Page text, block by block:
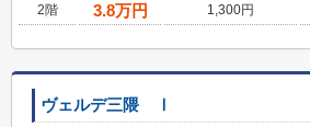
2階
3.8万円 1,300円
ヴェルデ三隈 Ⅰ